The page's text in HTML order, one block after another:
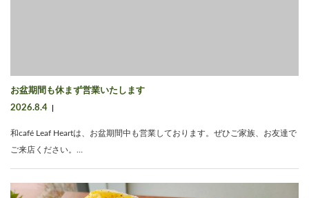
お盆期間も休まず営業いたします
2026.8.4
和café Leaf Heartは、お盆期間中も営業しております。ぜひご家族、お友達で
ご来店ください。…